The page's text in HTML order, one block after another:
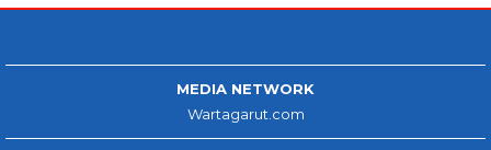
MEDIA NETWORK
Wartagarut.com